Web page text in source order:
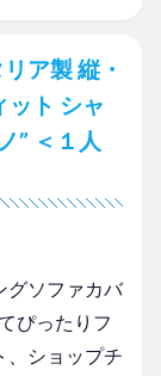
ア製 縦・
ト シャ
” ＜１人
グソファカバ
ぴったりフ
、ショップチ